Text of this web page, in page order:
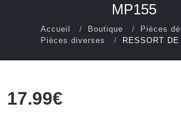
MP155
Accueil Boutique
Pièces
Pièces diverses
RESSORT
17.99€